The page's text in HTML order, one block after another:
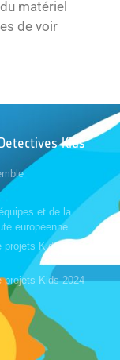
matériel
de voir
Kids
et de la
européenne
projets Kids 2023-
projets Kids 2024-